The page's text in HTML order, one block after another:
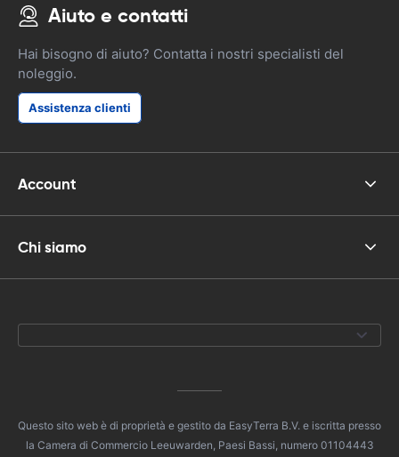
Aiuto e contatti
Hai bisogno di aiuto? Contatta i nostri specialisti del
noleggio.
Assistenza clienti
Account
Chi siamo
Questo sito web è di proprietà e gestito da EasyTerra B.V. e iscritta presso
la Camera di Commercio Leeuwarden, Paesi Bassi, numero 01104443